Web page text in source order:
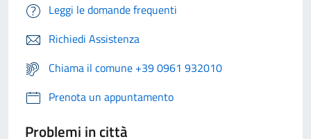
Leggi le domande frequenti
Richiedi Assistenza
Chiama il comune +39 0961 932010
Prenota un appuntamento
Problemi in città